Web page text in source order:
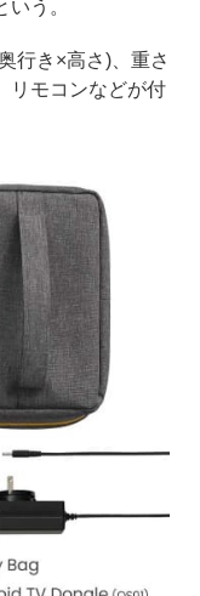
う。
行き×高さ)、重さ
リモコンなどが付